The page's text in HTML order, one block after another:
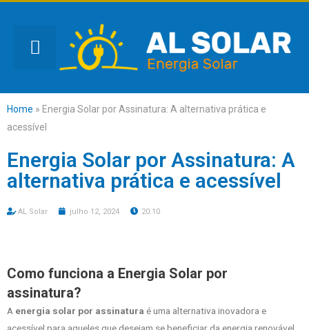
Home » Energia Solar por Assinatura: A alternativa prática e
acessível
Energia Solar por Assinatura: A
alternativa prática e acessível
AL Solar julho 12, 2024 20:10
Como funciona a Energia Solar por
assinatura?
A energia solar por assinatura é uma alternativa inovadora e
acessível para aqueles que desejam se beneficiar da energia renovável,